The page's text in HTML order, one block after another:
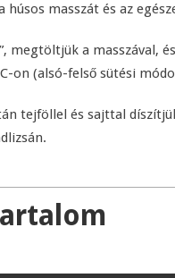
húsos masszát és az
megtöltjük a masszával,
on (alsó-felső sütési
tejföllel és sajttal